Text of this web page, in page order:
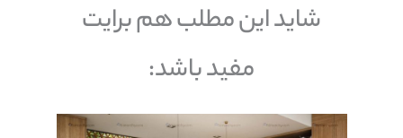
شاید این مطلب هم برایت
مفید باشد: